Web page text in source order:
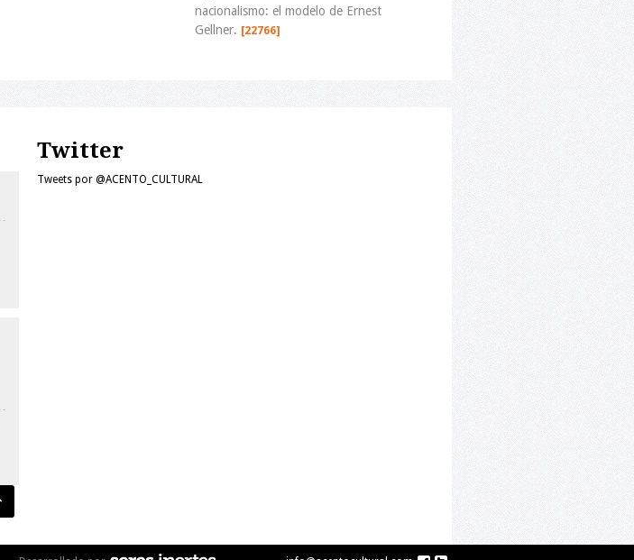
nacionalismo: el modelo de Ernest
Gellner. [22766]
Twitter
Tweets por @ACENTO_CULTURAL